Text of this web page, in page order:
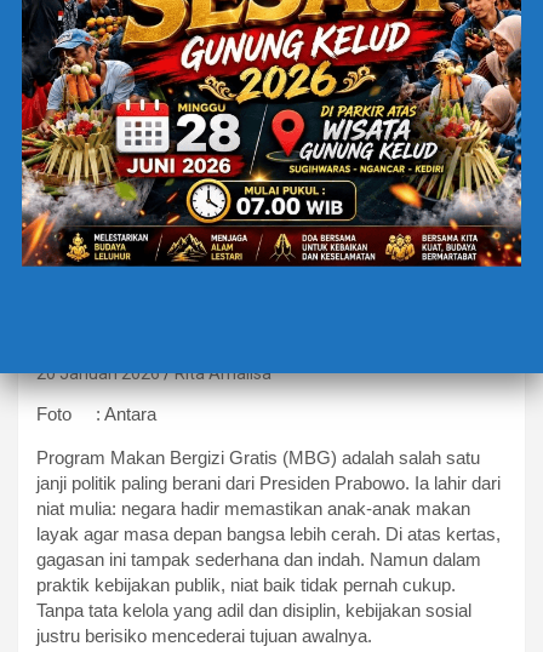
BERITA TERBARU EDUCATION
MBG BERKEADILAN: JANJI
20 Januari 2026 Rita Amalisa
Foto : Antara
Program Makan Bergizi Gratis (MBG) adalah salah satu
janji politik paling berani dari Presiden Prabowo. Ia lahir dari
niat mulia: negara hadir memastikan anak-anak makan
layak agar masa depan bangsa lebih cerah. Di atas kertas,
gagasan ini tampak sederhana dan indah. Namun dalam
praktik kebijakan publik, niat baik tidak pernah cukup.
Tanpa tata kelola yang adil dan disiplin, kebijakan sosial
justru berisiko mencederai tujuan awalnya.